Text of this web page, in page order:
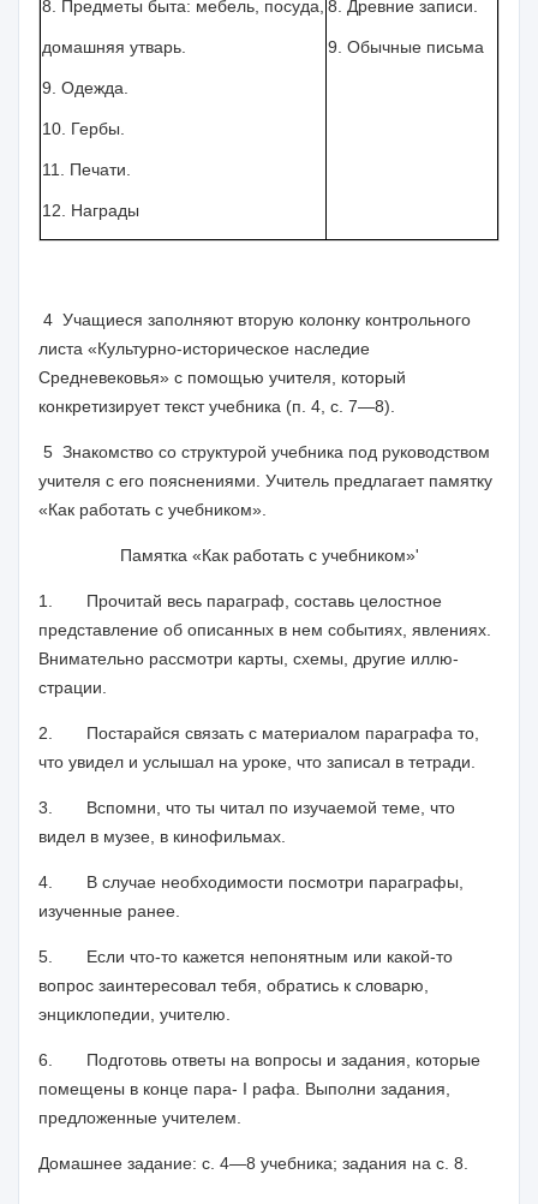
8. Предметы быта: мебель, посуда, 8. Древние записи.
домашняя утварь. 9. Обычные письма
9. Одежда.
10. Гербы.
11. Печати.
12. Награды
4 Учащиеся заполняют вторую колонку контрольного
листа «Куль­турно-историческое наследие
Средневековья» с помощью учителя, который
конкретизирует текст учебника (п. 4, с. 7—8).
5 Знакомство со структурой учебника под руководством
учителя с его пояснениями. Учитель предлагает памятку
«Как работать с учеб­ником».
Памятка «Как работать с учебником»'
1.
Прочитай весь параграф, составь целостное
представление об описанных в нем событиях, явлениях.
Внимательно рассмотри карты, схемы, другие иллю­
страции.
2.
Постарайся связать с материалом параграфа то,
что увидел и услышал на уроке, что записал в тетради.
3.
Вспомни, что ты читал по изучаемой теме, что
видел в музее, в кинофиль­мах.
4.
В случае необходимости посмотри параграфы,
изученные ранее.
5.
Если что-то кажется непонятным или какой-то
вопрос заинтересовал тебя, обратись к словарю,
энциклопедии, учителю.
6.
Подготовь ответы на вопросы и задания, которые
помещены в конце пара- I рафа. Выполни задания,
предложенные учителем.
Домашнее задание: с. 4—8 учебника; задания на с. 8.